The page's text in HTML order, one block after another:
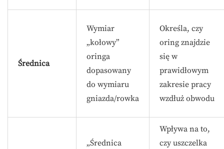
Średnica
Wymiar
„kołowy”
oringa
dopasowany
do wymiaru
gniazda/rowka
Określa, czy
oring znajdzie
się w
prawidłowym
zakresie pracy
wzdłuż obwodu
„Średnica
Wpływa na to,
czy uszczelka